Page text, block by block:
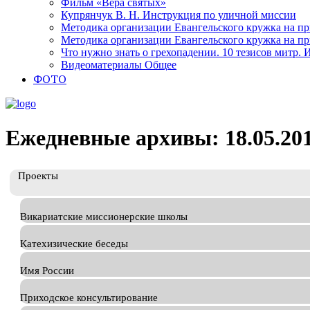
Фильм «Вера святых»
Купрянчук В. Н. Инструкция по уличной миссии
Методика организации Евангельского кружка на
Методика организации Евангельского кружка на
Что нужно знать о грехопадении. 10 тезисов митр.
Видеоматериалы Общее
ФОТО
Ежедневные архивы:
Проекты
Викариатские миссионерские школы
Катехизические беседы
Имя России
Приходское консультирование